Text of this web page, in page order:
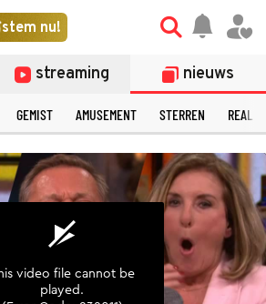
stem nu!
streaming nieuws
GEMIST AMUSEMENT STERREN
©